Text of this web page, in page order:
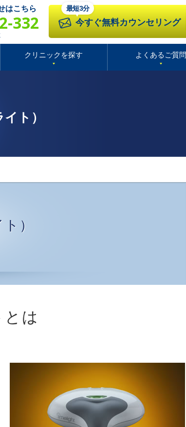
はこちら
332
最短3分
今すぐ無料カウンセリング
クリニックを探す よくあるご質問
ト）
）
は